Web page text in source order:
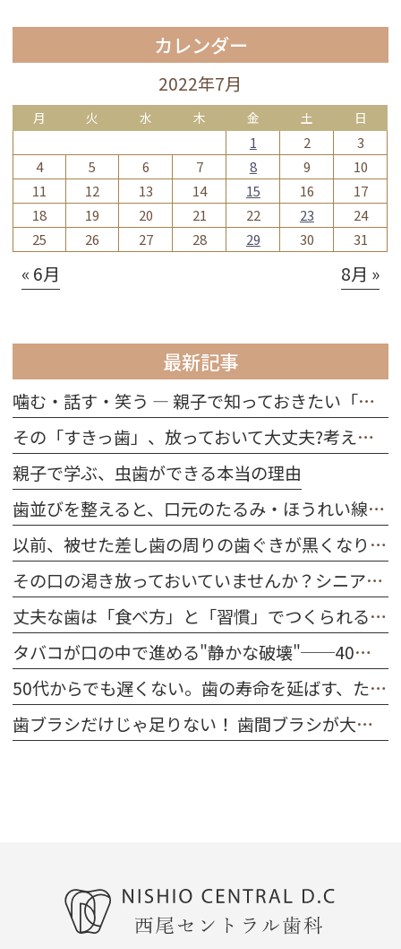
カレンダー
2022年7月
月 火 水 木 金 土 日
1 2
3
4
5 6 7 8 9
10
11
12 13 14 15 16
17
18
19 20 21 22 23
24
25
26 27 28 29 30 31
« 6月 8月 »
最新記事
噛む・話す・笑う ― 親子で知っておきたい「歯の役割」
その「すきっ歯」、放っておいて大丈夫?考えられる原因を解説
親子で学ぶ、虫歯ができる本当の理由
歯並びを整えると、口元のたるみ・ほうれい線は改善する？
以前、被せた差し歯の周りの歯ぐきが黒くなりました。どうしてですか？
その口の渇き放っておいていませんか？シニア世代に多い「ドライマウス」を防ぐ習慣
丈夫な歯は「食べ方」と「習慣」でつくられる｜今日から始める口腔ケア
タバコが口の中で進める"静かな破壊"──40代～50代が今すぐ知るべきこと
50代からでも遅くない。歯の寿命を延ばす、たった一つの習慣
歯ブラシだけじゃ足りない！ 歯間ブラシが大切な理由